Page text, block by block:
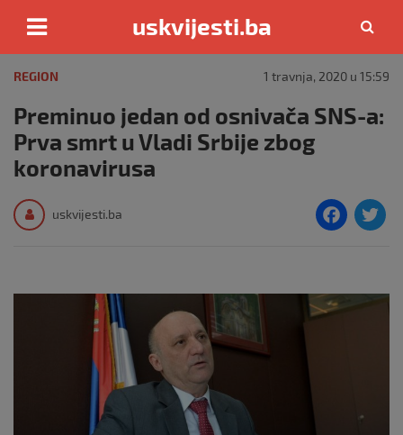
content
uskvijesti.ba
REGION 1 travnja, 2020 u 15:59
Preminuo jedan od osnivača SNS-a:
Prva smrt u Vladi Srbije zbog
koronavirusa
uskvijesti.ba
F
e
k